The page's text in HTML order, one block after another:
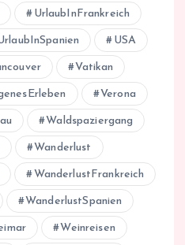
UrlaubInFrankreich
USA
Vatikan
Verona
Waldspaziergang
Wanderlust
WanderlustFrankreich
WanderlustSpanien
Weinreisen